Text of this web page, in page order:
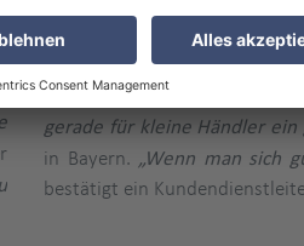
schnell und wir waren
Diese Flexibilität kam bei
Prüfer anwesend ist, der
gerade für kleine Händler
in Bayern. „Wenn man sich
bestätigt ein